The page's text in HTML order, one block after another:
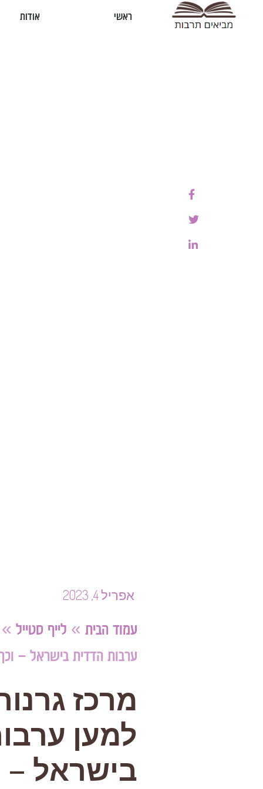
ראשי אודות
אפריל 4, 2023
עמוד הבית » לייף סטייל
ערבות הדדית בישראל –
מרכז
למען
בישראל –